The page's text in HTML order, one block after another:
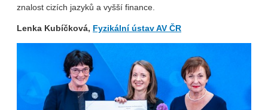
znalost cizích jazyků a vyšší finance.
Lenka Kubíčková, Fyzikální ústav AV ČR